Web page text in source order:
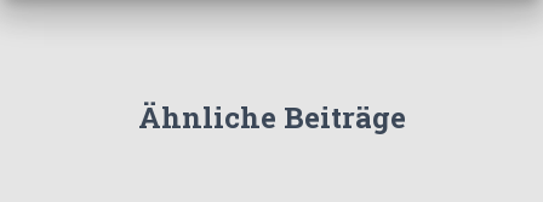
Ähnliche Beiträge